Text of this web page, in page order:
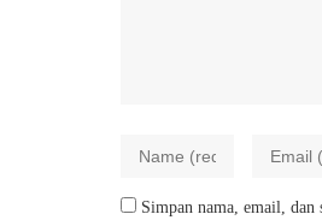
Simpan nama, email, dan